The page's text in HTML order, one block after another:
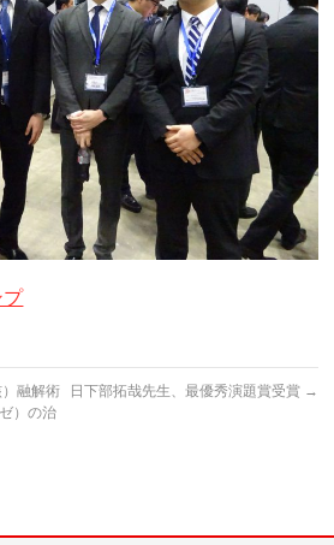
プ
融解術
）の治
日下部拓哉先生、最優秀演題賞受賞 →